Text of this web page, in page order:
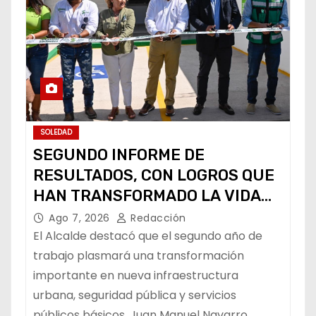
SOLEDAD
SEGUNDO INFORME DE
RESULTADOS, CON LOGROS QUE
HAN TRANSFORMADO LA VIDA
DE LOS SOLEDENSES: JUAN
MANUEL NAVARRO
Ago 7, 2026 Redacción
El Alcalde destacó que el segundo año de
trabajo plasmará una transformación
importante en nueva infraestructura
urbana, seguridad pública y servicios